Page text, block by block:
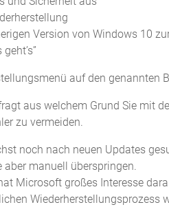
Version von Windows 10
auf den
aus welchem Grund Sie mit
zu vermeiden.
noch nach neuen Updates
aber manuell überspringen.
Microsoft großes Interesse
Wiederherstellungsprozess